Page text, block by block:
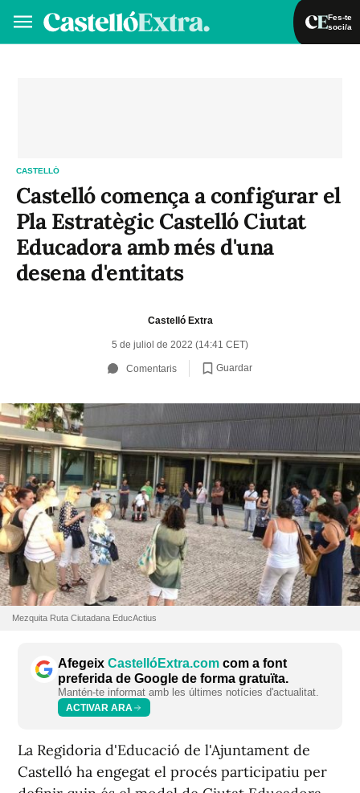
Fes-te
soci/a
CASTELLÓ
Castelló comença a configurar el
Pla Estratègic Castelló Ciutat
Educadora amb més d'una
desena d'entitats
Castelló Extra
5 de juliol de 2022 (14:41 CET)
Comentaris Guardar
Mezquita Ruta Ciutadana EducActius
Afegeix CastellóExtra.com com a font
preferida de Google de forma gratuïta.
Mantén-te informat amb les últimes notícies d'actualitat.
ACTIVAR ARA
La Regidoria d'Educació de l'Ajuntament de
Castelló ha engegat el procés participatiu per